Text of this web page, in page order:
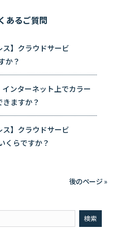
あるご質問
ス】クラウドサービ
か？
ンターネット上でカラー
きますか？
ス】クラウドサービ
くらですか？
後のページ »